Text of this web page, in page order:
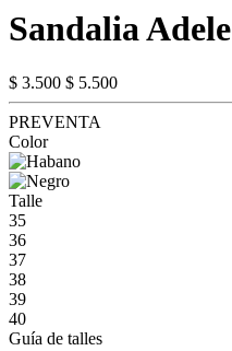
Sandalia Adele
$ 3.500 $ 5.500
PREVENTA
Color
Talle
35
36
37
38
39
40
Guía de talles